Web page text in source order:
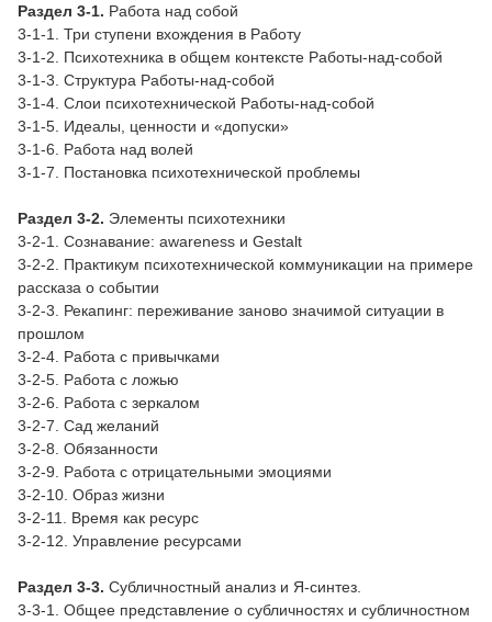
Раздел 3-1. Работа над собой
3-1-1. Три ступени вхождения в Работу
3-1-2. Психотехника в общем контексте Работы-над-собой
3-1-3. Структура Работы-над-собой
3-1-4. Слои психотехнической Работы-над-собой
3-1-5. Идеалы, ценности и «допуски»
3-1-6. Работа над волей
3-1-7. Постановка психотехнической проблемы
Раздел 3-2. Элементы психотехники
3-2-1. Сознавание: awareness и Gestalt
3-2-2. Практикум психотехнической коммуникации на примере
рассказа о событии
3-2-3. Рекапинг: переживание заново значимой ситуации в
прошлом
3-2-4. Работа с привычками
3-2-5. Работа с ложью
3-2-6. Работа с зеркалом
3-2-7. Сад желаний
3-2-8. Обязанности
3-2-9. Работа с отрицательными эмоциями
3-2-10. Образ жизни
3-2-11. Время как ресурс
3-2-12. Управление ресурсами
Раздел 3-3. Субличностный анализ и Я-синтез.
3-3-1. Общее представление о субличностях и субличностном